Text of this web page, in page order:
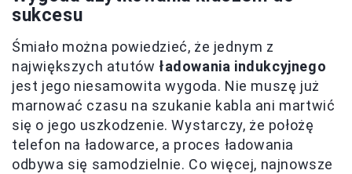
sukcesu
Śmiało można powiedzieć, że jednym z
największych atutówładowania indukcyjnego
jest jego niesamowita wygoda. Nie muszę już
marnować czasu na szukanie kabla ani martwić
się o jego uszkodzenie. Wystarczy, że położę
telefon na ładowarce, a proces ładowania
odbywa się samodzielnie. Co więcej, najnowsze